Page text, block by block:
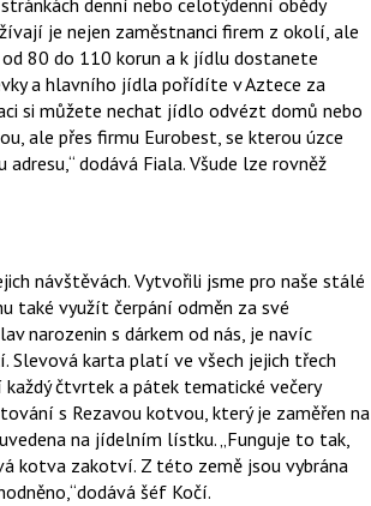
denní nebo celotýdenní obědy
je nejen zaměstnanci firem z okolí, ale
80 do 110 korun a k jídlu dostanete
a hlavního jídla pořídíte v Aztece za
si můžete nechat jídlo odvézt domů nebo
ale přes firmu Eurobest, se kterou úzce
dodává Fiala. Všude lze rovněž
návštěvách. Vytvořili jsme pro naše stálé
také využít čerpání odměn za své
narozenin s dárkem od nás, je navíc
Slevová karta platí ve všech jejich třech
každý čtvrtek a pátek tematické večery
s Rezavou kotvou, který je zaměřen na
na jídelním lístku. „Funguje to tak,
kotva zakotví. Z této země jsou vybrána
šéf Kočí.